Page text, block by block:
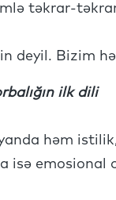
təkrar-
deyil. Bizim
ilk dili
həm
isə emosional